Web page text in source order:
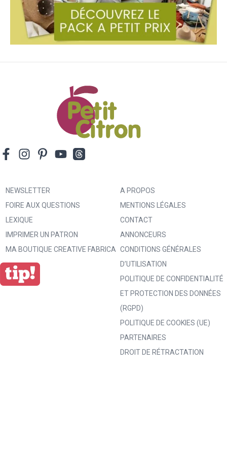
NEWSLETTER
FOIRE AUX QUESTIONS
LEXIQUE
IMPRIMER UN PATRON
MA BOUTIQUE CREATIVE FABRICA
A PROPOS
MENTIONS LÉGALES
CONTACT
ANNONCEURS
CONDITIONS GÉNÉRALES
D’UTILISATION
POLITIQUE DE CONFIDENTIALITÉ
ET PROTECTION DES DONNÉES
(RGPD)
POLITIQUE DE COOKIES (UE)
PARTENAIRES
DROIT DE RÉTRACTATION